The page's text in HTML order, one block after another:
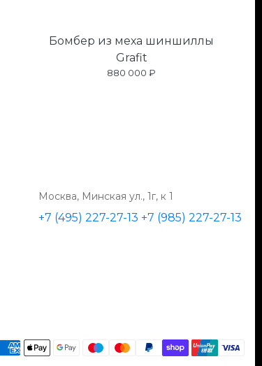
Бомбер из меха шиншиллы
Grafit
880 000 ₽
Москва, Минская ул., 1г, к 1
+7 (495) 227-27-13 +7 (985) 227-27-13